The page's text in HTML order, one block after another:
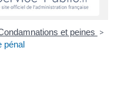
et peines >
pénal